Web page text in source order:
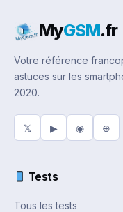
MyGSM.fr
Votre référence
astuces sur les
2020.
𝕏 ▶ ◉ ⊕
Tests
Tous les tests